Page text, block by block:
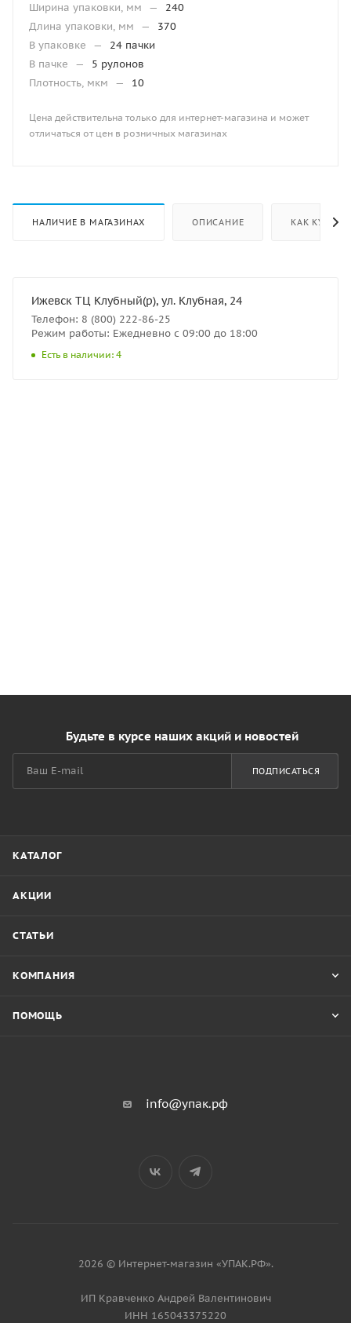
Ширина упаковки, мм
—
240
Длина упаковки, мм
—
370
В упаковке
—
24 пачки
В пачке
—
5 рулонов
Плотность, мкм
— 10
Цена действительна только для интернет-магазина и может
отличаться от цен в розничных магазинах
НАЛИЧИЕ В МАГАЗИНАХ ОПИСАНИЕ КАК КУПИТЬ
Ижевск ТЦ Клубный(р), ул. Клубная, 24
Телефон: 8 (800) 222-86-25
Режим работы: Ежедневно с 09:00 до 18:00
Есть в наличии: 4
Будьте в курсе наших акций и новостей
ПОДПИСАТЬСЯ
КАТАЛОГ
АКЦИИ
СТАТЬИ
КОМПАНИЯ
ПОМОЩЬ
info@упак.рф
2026 © Интернет-магазин «УПАК.РФ».
ИП Кравченко Андрей Валентинович
ИНН 165043375220